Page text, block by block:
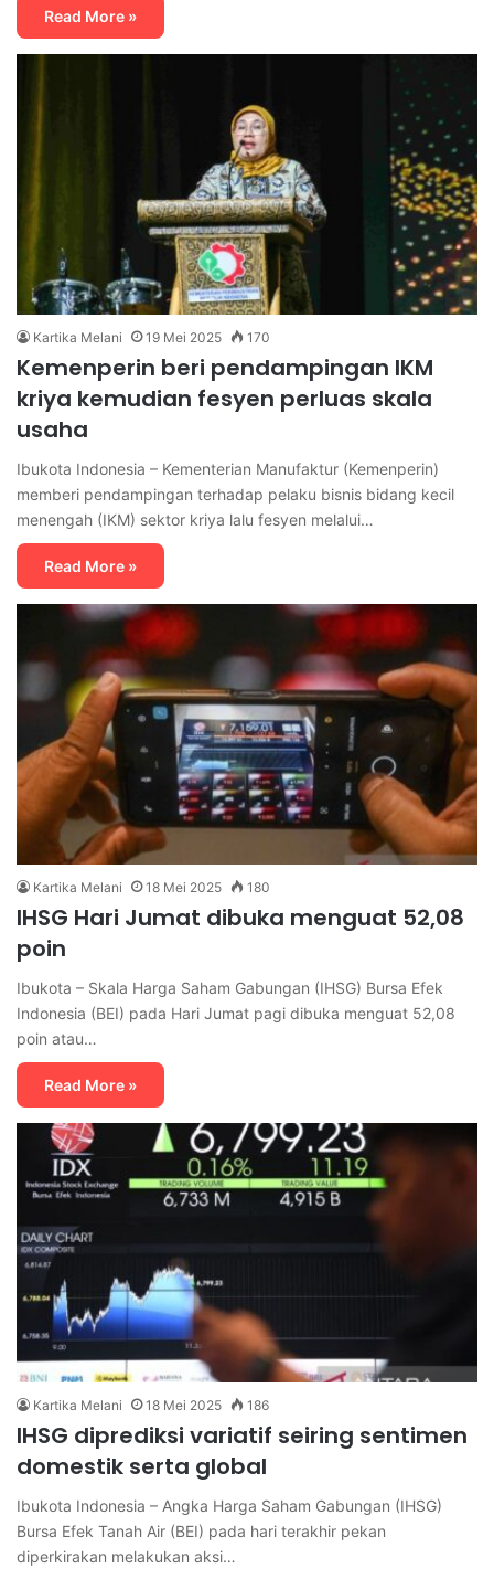
Read More »
Kartika Melani 19 Mei 2025 170
Kemenperin beri pendampingan IKM
kriya kemudian fesyen perluas skala
usaha
Ibukota Indonesia – Kementerian Manufaktur (Kemenperin)
memberi pendampingan terhadap pelaku bisnis bidang kecil
menengah (IKM) sektor kriya lalu fesyen melalui…
Read More »
Kartika Melani 18 Mei 2025 180
IHSG Hari Jumat dibuka menguat 52,08
poin
Ibukota – Skala Harga Saham Gabungan (IHSG) Bursa Efek
Indonesia (BEI) pada Hari Jumat pagi dibuka menguat 52,08
poin atau…
Read More »
Kartika Melani 18 Mei 2025 186
IHSG diprediksi variatif seiring sentimen
domestik serta global
Ibukota Indonesia – Angka Harga Saham Gabungan (IHSG)
Bursa Efek Tanah Air (BEI) pada hari terakhir pekan
diperkirakan melakukan aksi…